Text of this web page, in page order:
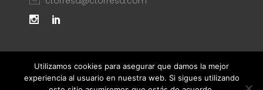
Utilizamos cookies para asegurar que damos la mejor
experiencia al usuario en nuestra web. Si sigues utilizando